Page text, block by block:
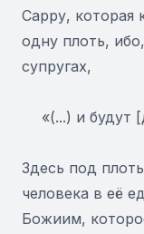
Сарру, которая
одну плоть,
супругах,
«(...) и будут
Здесь под
человека в её
Божиим,